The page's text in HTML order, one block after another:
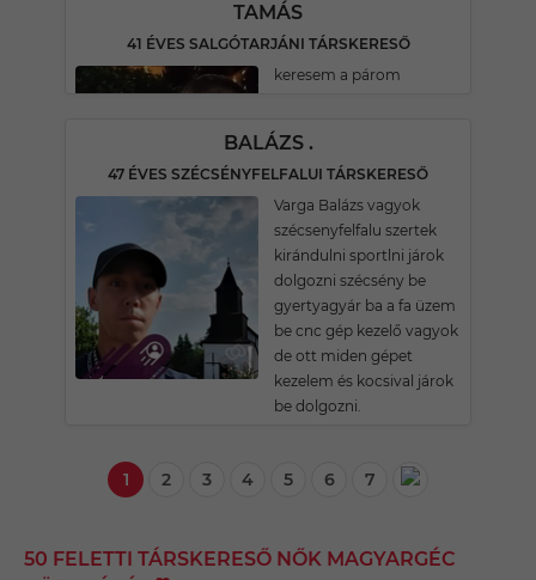
TAMÁS
41 ÉVES SALGÓTARJÁNI TÁRSKERESŐ
keresem a párom
BALÁZS .
47 ÉVES SZÉCSÉNYFELFALUI TÁRSKERESŐ
Varga Balázs vagyok
szécsenyfelfalu szertek
kirándulni sportlni járok
dolgozni szécsény be
gyertyagyár ba a fa üzem
be cnc gép kezelő vagyok
de ott miden gépet
kezelem és kocsival járok
be dolgozni.
1 2 3 4 5 6 7
50 FELETTI TÁRSKERESŐ NŐK MAGYARGÉC